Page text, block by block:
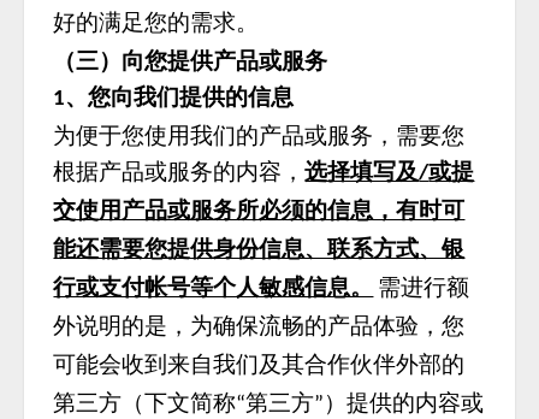
好的满足您的需求。
（三）向您提供产品或服务
1、您向我们提供的信息
为便于您使用我们的产品或服务，需要您
根据产品或服务的内容，选择填写及/或提
交使用产品或服务所必须的信息，有时可
能还需要您提供身份信息、联系方式、银
行或支付帐号等个人敏感信息。
需进行额
外说明的是，为确保流畅的产品体验，您
可能会收到来自我们及其合作伙伴外部的
第三方（下文简称“第三方” ）提供的内容或